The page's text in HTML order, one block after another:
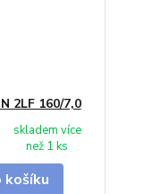
2LF 160/7,0
skladem více
než 1 ks
košíku